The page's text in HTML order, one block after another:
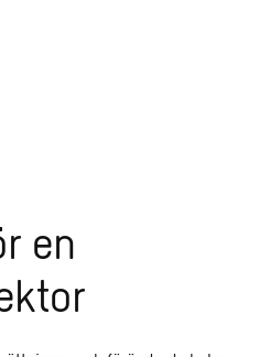
en